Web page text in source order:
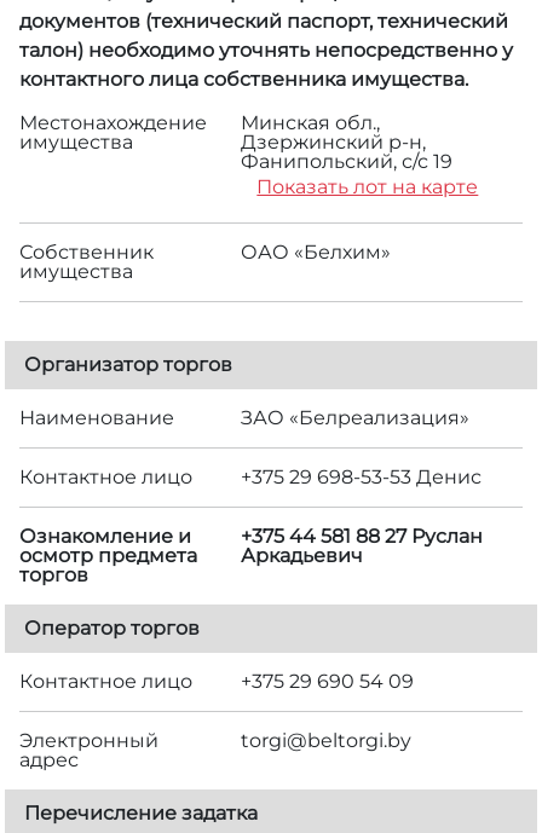
документов (технический паспорт, технический
талон) необходимо уточнять непосредственно у
контактного лица собственника имущества.
Местонахождение
имущества
Минская обл.,
Дзержинский р-н,
Фанипольский, с/с 19
Показать лот на карте
Собственник
имущества
ОАО «Белхим»
Организатор торгов
Наименование ЗАО «Белреализация»
Контактное лицо +375 29 698-53-53 Денис
Ознакомление и
осмотр предмета
торгов
+375 44 581 88 27 Руслан
Аркадьевич
Оператор торгов
Контактное лицо +375 29 690 54 09
Электронный
адрес
torgi@beltorgi.by
Перечисление задатка